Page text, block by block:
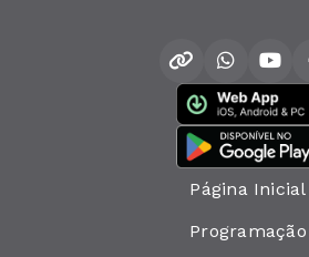
Página Inicial
Programação